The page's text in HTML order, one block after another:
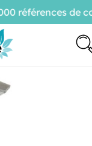
références de